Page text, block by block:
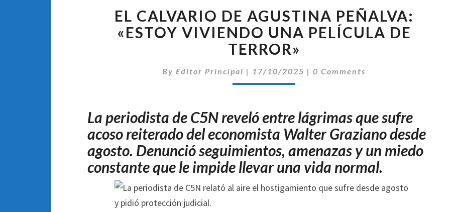
CALVARIO
DE
AGUSTINA
PEÑALVA:
«ESTOY
VIVIENDO
DE
TERROR»
EL CALVARIO DE AGUSTINA PEÑALVA:
«ESTOY VIVIENDO UNA PELÍCULA DE
TERROR»
ByEditor Principal | 17/10/2025 |Comentarios
0 Comments
La periodista de C5N reveló entre lágrimas que sufre
acoso reiterado del economista Walter Graziano desde
agosto. Denunció seguimientos, amenazas y un miedo
constante que le impide llevar una vida normal.